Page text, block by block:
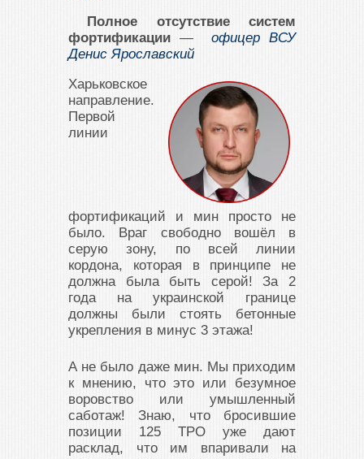
Полное отсутствие систем
фортификации — офицер ВСУ
Денис Ярославский
Харьковское
направление.
Первой
линии
фортификаций и мин просто не
было. Враг свободно вошёл в
серую зону, по всей линии
кордона, которая в принципе не
должна была быть серой! За 2
года на украинской границе
должны были стоять бетонные
укрепления в минус 3 этажа!
А не было даже мин. Мы приходим
к мнению, что это или безумное
воровство или умышленный
саботаж! Знаю, что бросившие
позиции 125 ТРО уже дают
расклад, что им впаривали на